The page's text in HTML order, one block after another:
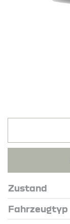
Zustand
Fahrzeugtyp